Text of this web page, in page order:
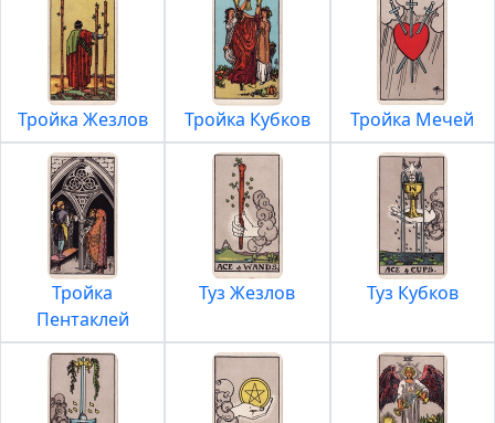
Тройка Жезлов Тройка Кубков Тройка Мечей
Тройка
Пентаклей
Туз Жезлов Туз Кубков